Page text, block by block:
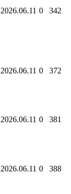
2026.06.11 0 342
2026.06.11 0 372
2026.06.11 0 381
2026.06.11 0 388